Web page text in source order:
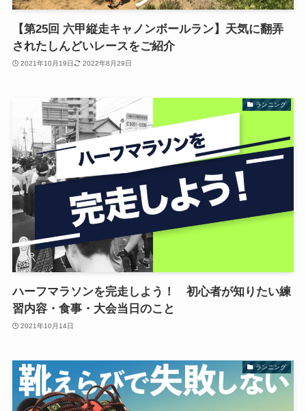
【第25回 六甲縦走キャノンボールラン】天気に翻弄
されたしんどいレースをご紹介
2021年10月19日 2022年8月29日
ランニング
ハーフマラソンを完走しよう！ 初心者が知りたい練
習内容・食事・大会当日のこと
2021年10月14日
ランニング